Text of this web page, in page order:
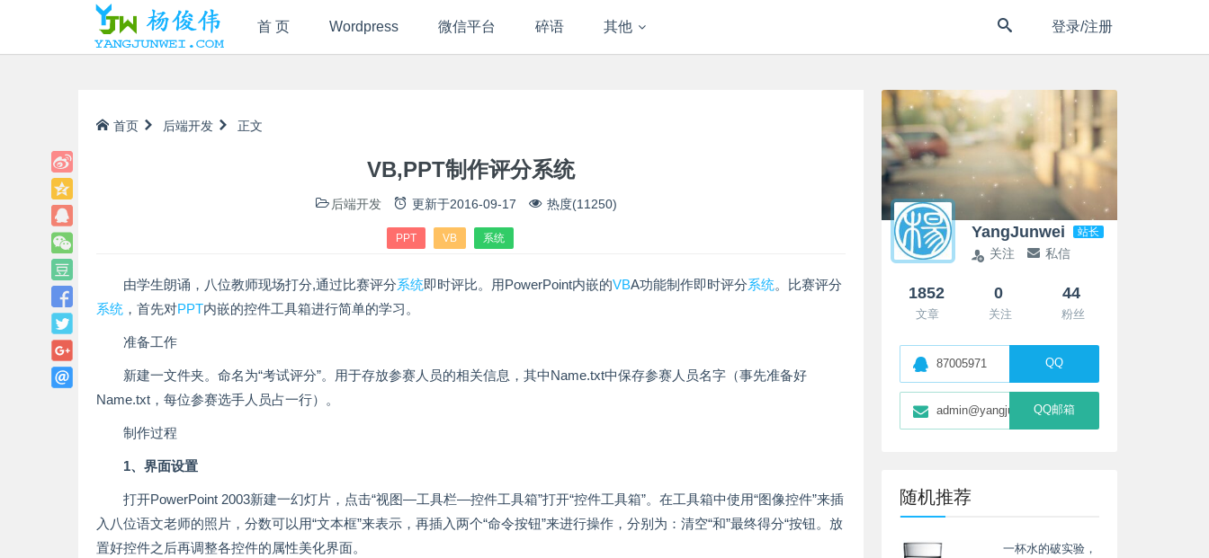
首 页 Wordpress 微信平台 碎语 其他 登录/注册
首页 后端开发 正文
VB,PPT制作评分系统
后端开发 更新于2016-09-17 热度(11250)
PPT VB 系统
由学生朗诵，八位教师现场打分,通过比赛评分系统即时评比。用PowerPoint内嵌的VBA功能制作即时评分系统。比赛评分
系统 ，首先对PPT内嵌的控件工具箱进行简单的学习。
准备工作
新建一文件夹。命名为“考试评分”。用于存放参赛人员的相关信息，其中Name.txt中保存参赛人员名字（事先准备好
Name.txt，每位参赛选手人员占一行）。
制作过程
1、界面设置
打开PowerPoint 2003新建一幻灯片，点击“视图—工具栏—控件工具箱”打开“控件工具箱”。在工具箱中使用“图像控件”来插
入八位语文老师的照片，分数可以用“文本框”来表示，再插入两个“命令按钮”来进行操作，分别为：清空“和”最终得分“按钮。放
置好控件之后再调整各控件的属性美化界面。
YangJunwei 站长
关注 私信
1852
文章
0
关注
44
粉丝
87005971 QQ
admin@yangjunwei.com
QQ邮箱
随机推荐
一杯水的破实验，